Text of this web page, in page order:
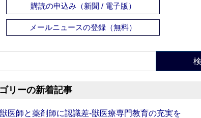
購読の申込み（新聞 / 電子版）
メールニュースの登録（無料）
リーの新着記事
医師と薬剤師に認識差‐獣医療専門教育の充実を